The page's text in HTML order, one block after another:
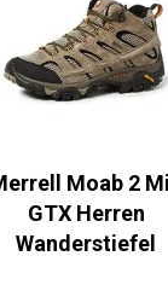
Moab 2 Mid